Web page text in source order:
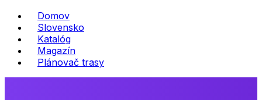
Domov
Slovensko
Katalóg
Magazín
Plánovač trasy